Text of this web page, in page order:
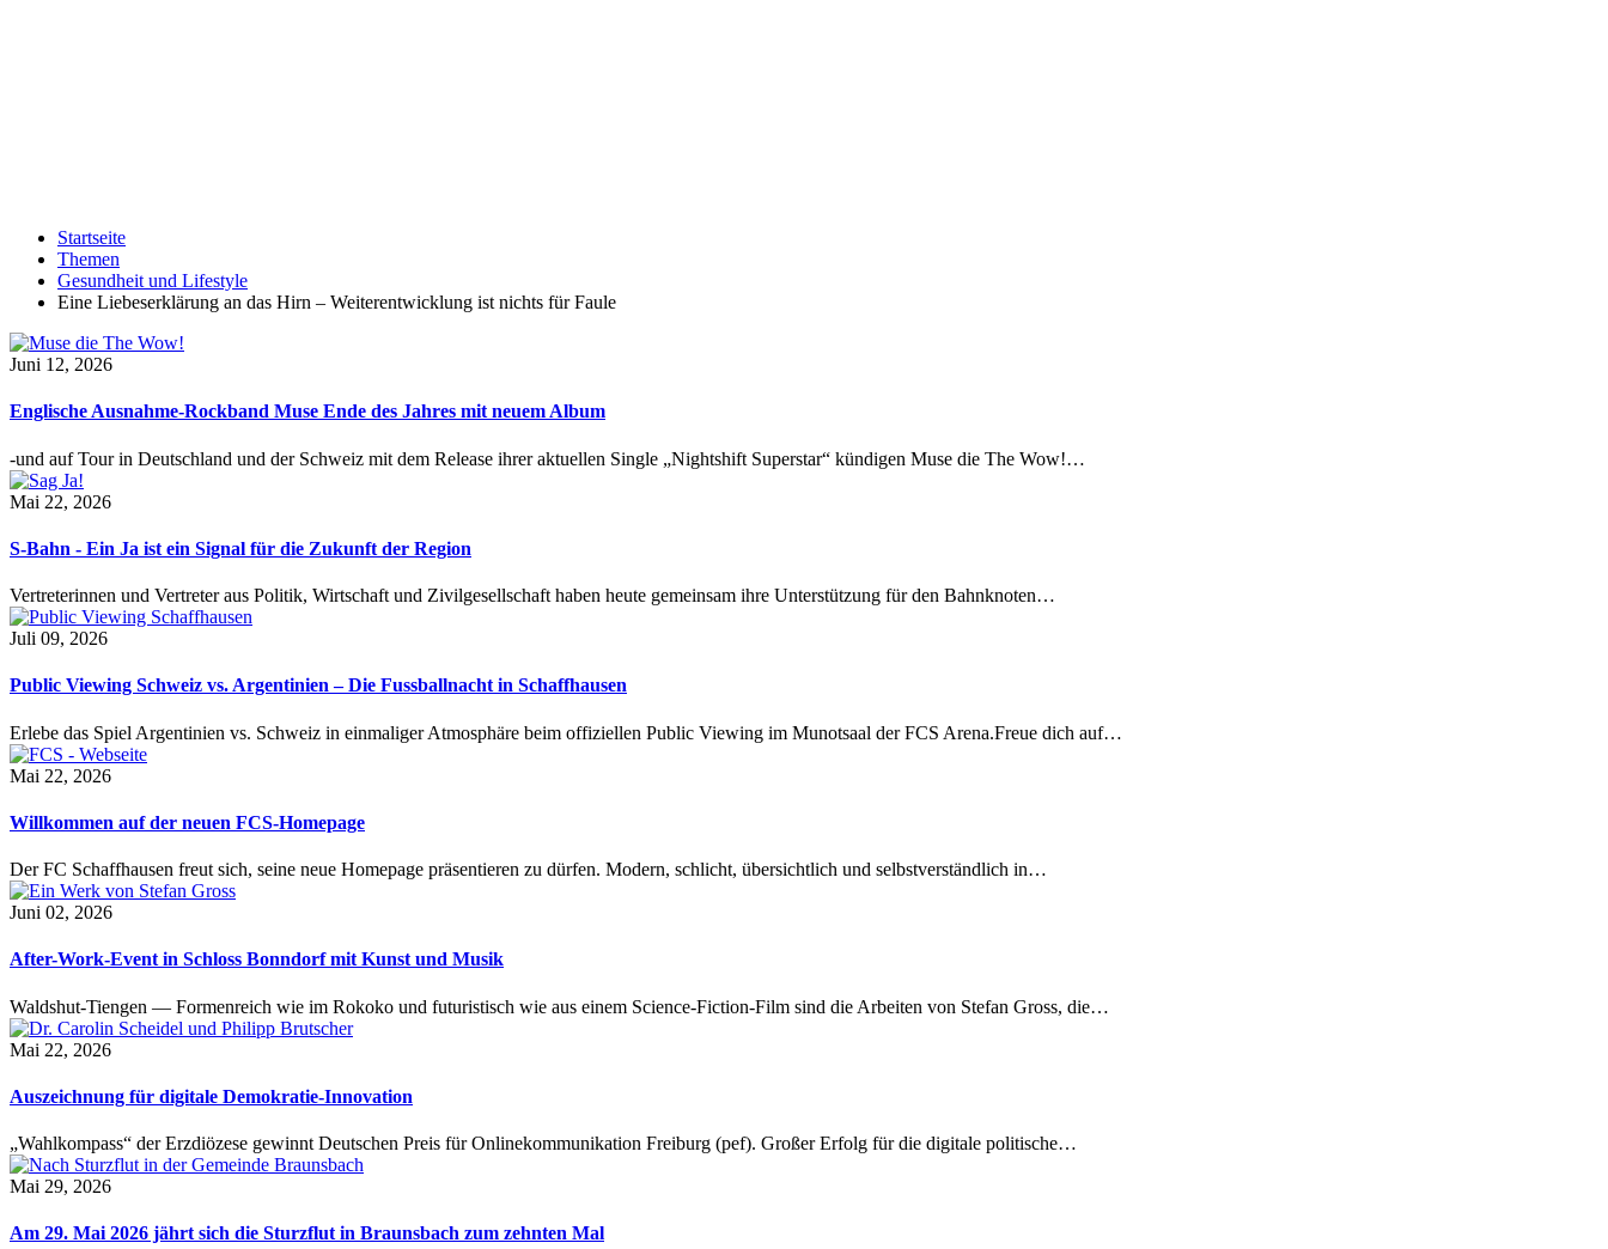
Startseite
Themen
Gesundheit und Lifestyle
Eine Liebeserklärung an das Hirn – Weiterentwicklung ist nichts für Faule
Juni 12, 2026
Englische Ausnahme-Rockband Muse Ende des Jahres mit neuem Album
-und auf Tour in Deutschland und der Schweiz mit dem Release ihrer aktuellen Single „Nightshift Superstar“ kündigen Muse die The Wow!…
Mai 22, 2026
S-Bahn - Ein Ja ist ein Signal für die Zukunft der Region
Vertreterinnen und Vertreter aus Politik, Wirtschaft und Zivilgesellschaft haben heute gemeinsam ihre Unterstützung für den Bahnknoten…
Juli 09, 2026
Public Viewing Schweiz vs. Argentinien – Die Fussballnacht in Schaffhausen
Erlebe das Spiel Argentinien vs. Schweiz in einmaliger Atmosphäre beim offiziellen Public Viewing im Munotsaal der FCS Arena.Freue dich auf…
Mai 22, 2026
Willkommen auf der neuen FCS-Homepage
Der FC Schaffhausen freut sich, seine neue Homepage präsentieren zu dürfen. Modern, schlicht, übersichtlich und selbstverständlich in…
Juni 02, 2026
After-Work-Event in Schloss Bonndorf mit Kunst und Musik
Waldshut-Tiengen — Formenreich wie im Rokoko und futuristisch wie aus einem Science-Fiction-Film sind die Arbeiten von Stefan Gross, die…
Mai 22, 2026
Auszeichnung für digitale Demokratie-Innovation
„Wahlkompass“ der Erzdiözese gewinnt Deutschen Preis für Onlinekommunikation Freiburg (pef). Großer Erfolg für die digitale politische…
Mai 29, 2026
Am 29. Mai 2026 jährt sich die Sturzflut in Braunsbach zum zehnten Mal